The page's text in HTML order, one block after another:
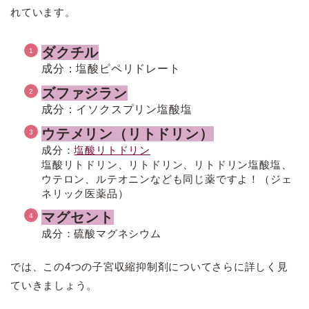
れています。
ダクチル
成分：塩酸 ピペリドレート
ズファジラン
成分： イソクスプリン塩酸塩
ウテメリン（リトドリン）
成分：塩酸リトドリン
塩酸リトドリン、リトドリン、リトドリン塩酸塩、
ウテロン、ルテオニンなども同じ薬ですよ！（ジェ
ネリック医薬品）
マグセント
成分：硫酸マグネシウム
では、この4つの子宮収縮抑制剤についてさらに詳しく見
ていきましょう。